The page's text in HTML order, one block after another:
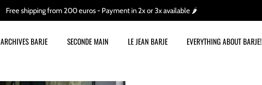
Free shipping from 200 euros - Payment in 2x or 3x available 🌶
ARCHIVES BARJE SECONDE MAIN LE JEAN BARJE EVERYTHING ABOUT BARJE!